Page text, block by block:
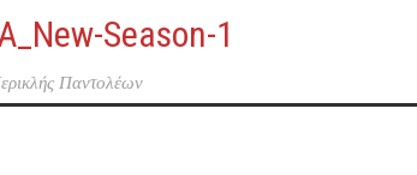
Season-1
Παντολέων